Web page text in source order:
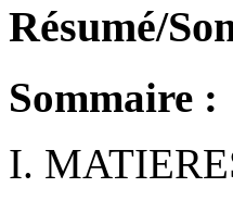
Résumé/
Sommaire :
I.